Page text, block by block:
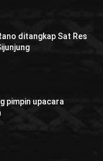
ditangkap Sat Res
pimpin upacara